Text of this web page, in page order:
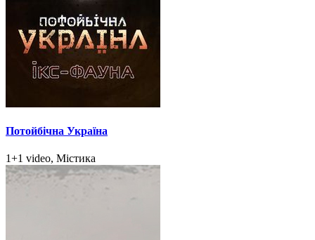
Потойбічна Україна
1+1 video, Містика